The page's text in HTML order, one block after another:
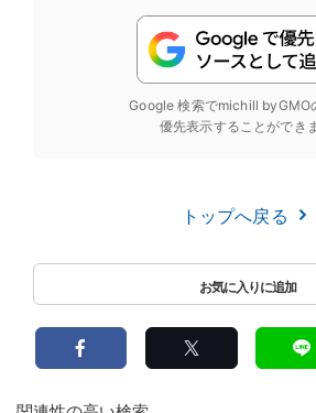
Google 検索でmichill byGMO
優先表示することができ
トップへ戻る